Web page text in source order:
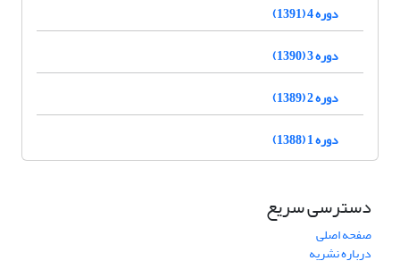
دوره 4 (1391)
دوره 3 (1390)
دوره 2 (1389)
دوره 1 (1388)
دسترسی سریع
صفحه اصلی
درباره نشریه